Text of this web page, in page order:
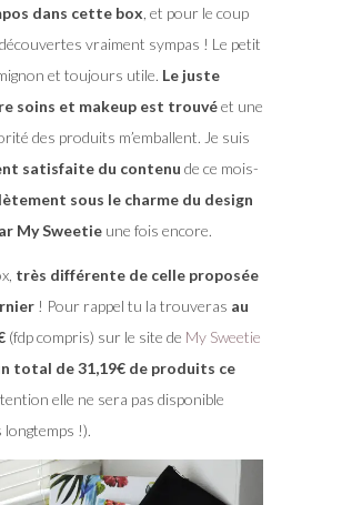
dans cette box , et pour le coup
découvertes vraiment sympas ! Le petit
et toujours utile. Le juste
soins et makeup est trouvéet une
des produits m’emballent. Je suis
satisfaite du contenu de ce mois-
sous le charme du design
My Sweetieune fois encore.
très différente de celle proposée
! Pour rappel tu la trouveras au
(fdp compris) sur le site de My Sweetie
total de 31,19€ de produits ce
elle ne sera pas disponible
!).